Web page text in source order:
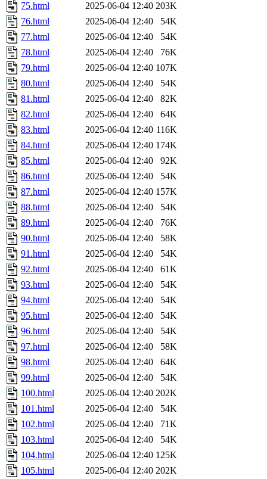
75.html
2025-06-04 12:40 203K
76.html
2025-06-04 12:40
54K
77.html
2025-06-04 12:40
54K
78.html
2025-06-04 12:40
76K
79.html
2025-06-04 12:40 107K
80.html
2025-06-04 12:40
54K
81.html
2025-06-04 12:40
82K
82.html
2025-06-04 12:40
64K
83.html
2025-06-04 12:40 116K
84.html
2025-06-04 12:40 174K
85.html
2025-06-04 12:40
92K
86.html
2025-06-04 12:40
54K
87.html
2025-06-04 12:40 157K
88.html
2025-06-04 12:40
54K
89.html
2025-06-04 12:40
76K
90.html
2025-06-04 12:40
58K
91.html
2025-06-04 12:40
54K
92.html
2025-06-04 12:40
61K
93.html
2025-06-04 12:40
54K
94.html
2025-06-04 12:40
54K
95.html
2025-06-04 12:40
54K
96.html
2025-06-04 12:40
54K
97.html
2025-06-04 12:40
58K
98.html
2025-06-04 12:40
64K
99.html
2025-06-04 12:40
54K
100.html
2025-06-04 12:40 202K
101.html
2025-06-04 12:40
54K
102.html
2025-06-04 12:40
71K
103.html
2025-06-04 12:40
54K
104.html
2025-06-04 12:40 125K
105.html
2025-06-04 12:40 202K